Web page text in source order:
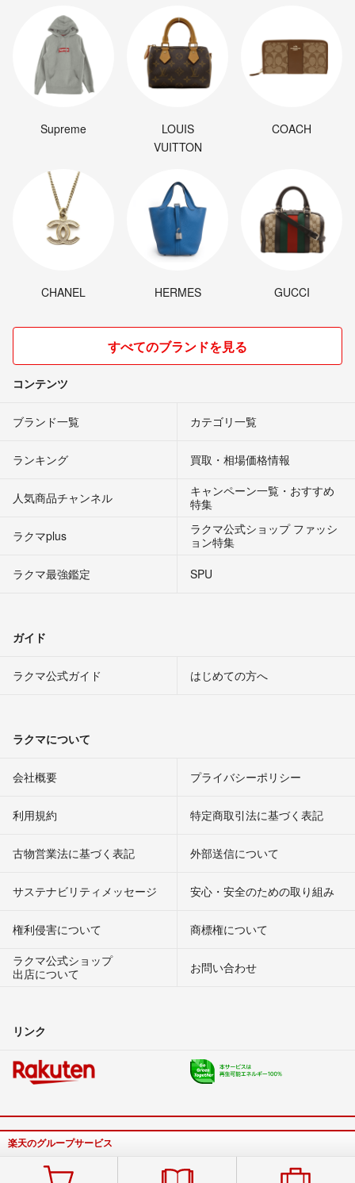
Supreme
LOUIS
VUITTON
COACH
CHANEL HERMES GUCCI
すべてのブランドを見る
コンテンツ
ブランド一覧 カテゴリ一覧
ランキング 買取・相場価格情報
人気商品チャンネル
キャンペーン一覧・おすすめ
特集
ラクマplus
ラクマ公式ショップ ファッシ
ョン特集
ラクマ最強鑑定
SPU
ガイド
ラクマ公式ガイド はじめての方へ
ラクマについて
会社概要 プライバシーポリシー
利用規約 特定商取引法に基づく表記
古物営業法に基づく表記 外部送信について
サステナビリティメッセージ 安心・安全のための取り組み
権利侵害について
商標権について
ラクマ公式ショップ
出店について
お問い合わせ
リンク
楽天のグループサービス